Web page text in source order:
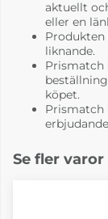
Tyg pg.3 Bakar
fr. 53 614 kr
4-6 Veckor
aktuellt
eller en
liknande.
Prismatch
köpet.
Prismatch
Se fler varor